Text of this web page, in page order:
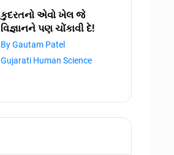
કુદરતનો એવો ખેલ જે
વિજ્ઞાનને પણ ચોંકાવી દે!
By Gautam Patel
Gujarati Human Science